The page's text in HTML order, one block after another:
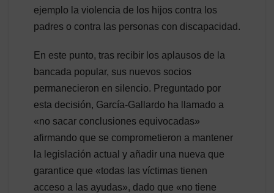
ejemplo la violencia de los hijos contra los
padres o contra las personas con discapacidad.
En este punto, tras recibir los aplausos de la
bancada popular, sus nuevos socios
permanecieron en silencio. Preguntado por
esta decisión, García-Gallardo ha llamado a
«no sacar conclusiones equivocadas»
afirmando que se comprometieron a mantener
la legislación actual y añadir una nueva que
garantice que «todas las víctimas tienen
acceso a las ayudas», dado que «no tiene